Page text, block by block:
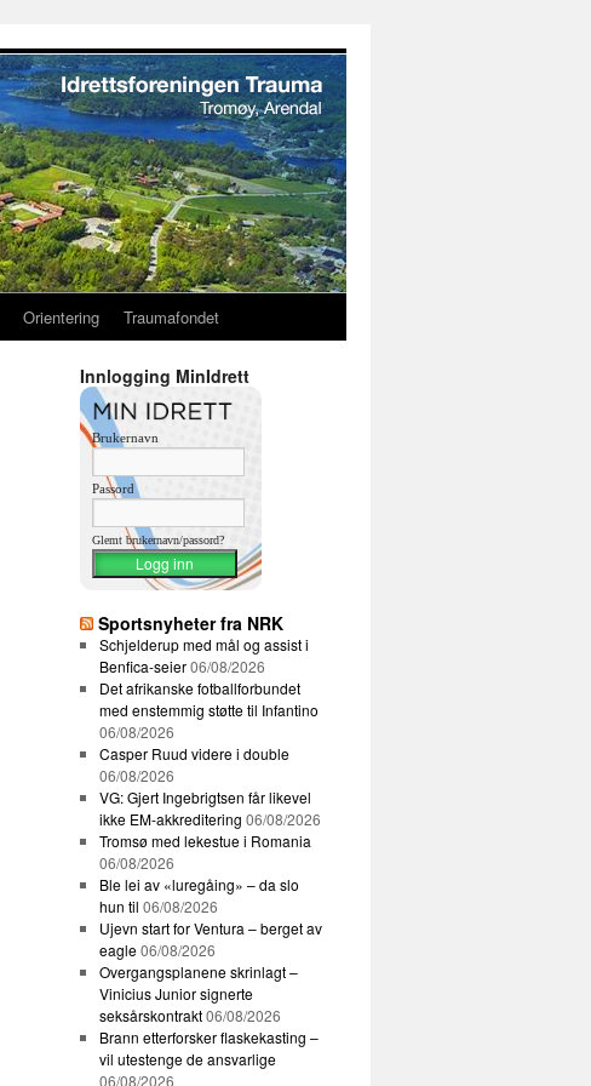
Orientering Traumafondet
Innlogging MinIdrett
Brukernavn
Passord
Glemt brukernavn/passord?
Sportsnyheter fra NRK
Schjelderup med mål og assist i
Benfica-seier 06/08/2026
Det afrikanske fotballforbundet
med enstemmig støtte til Infantino
06/08/2026
Casper Ruud videre i double
06/08/2026
VG: Gjert Ingebrigtsen får likevel
ikke EM-akkreditering 06/08/2026
Tromsø med lekestue i Romania
06/08/2026
Ble lei av «luregåing» – da slo
hun til 06/08/2026
Ujevn start for Ventura – berget av
eagle 06/08/2026
Overgangsplanene skrinlagt –
Vinicius Junior signerte
seksårskontrakt 06/08/2026
Brann etterforsker flaskekasting –
vil utestenge de ansvarlige
06/08/2026